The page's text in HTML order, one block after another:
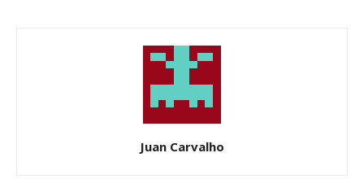
Juan Carvalho